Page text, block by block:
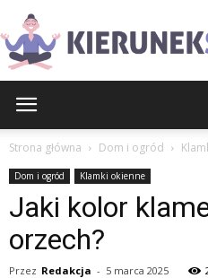
Strona główna Dom i ogród
Dom i ogród Klamki okienne
Jaki kolor
orzech?
Przez Redakcja - 5 marca 2025